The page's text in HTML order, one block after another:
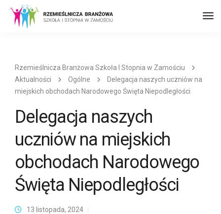
Rzemieślnicza Branżowa Szkoła I Stopnia w Zamościu
Aktualności
Ogólne
Delegacja naszych uczniów na
miejskich obchodach Narodowego Święta Niepodległości
Delegacja naszych
uczniów na miejskich
obchodach Narodowego
Święta Niepodległości
13 listopada, 2024